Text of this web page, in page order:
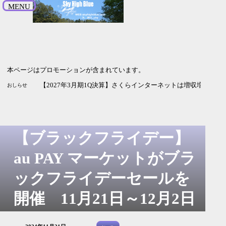
MENU
本ページはプロモーションが含まれています。
おしらせ 【2026年9月期3Q決算】HENNGEは増収増益 純利益の進捗率
【2027年3月期1Q決算】ソシオネクストは増収も利益は赤字
【2027年3月期1Q決算】さくらインターネットは増収増益
【ブラックフライデー】
au PAY マーケットがブラ
ックフライデーセールを
開催 11月21日～12月2日